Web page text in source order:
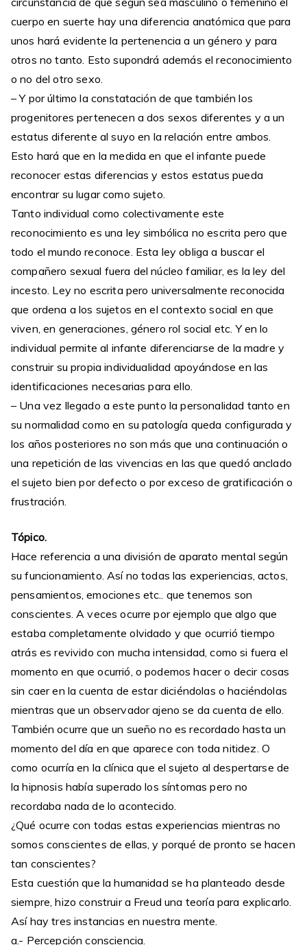
cuerpo en suerte hay una diferencia anatómica que para
unos hará evidente la pertenencia a un género y para
otros no tanto. Esto supondrá además el reconocimiento
o no del otro sexo.
– Y por último la constatación de que también los
progenitores pertenecen a dos sexos diferentes y a un
estatus diferente al suyo en la relación entre ambos.
Esto hará que en la medida en que el infante puede
reconocer estas diferencias y estos estatus pueda
encontrar su lugar como sujeto.
Tanto individual como colectivamente este
reconocimiento es una ley simbólica no escrita pero que
todo el mundo reconoce. Esta ley obliga a buscar el
compañero sexual fuera del núcleo familiar, es la ley del
incesto. Ley no escrita pero universalmente reconocida
que ordena a los sujetos en el contexto social en que
viven, en generaciones, género rol social etc. Y en lo
individual permite al infante diferenciarse de la madre y
construir su propia individualidad apoyándose en las
identificaciones necesarias para ello.
– Una vez llegado a este punto la personalidad tanto en
su normalidad como en su patología queda configurada y
los años posteriores no son más que una continuación o
una repetición de las vivencias en las que quedó anclado
el sujeto bien por defecto o por exceso de gratificación o
frustración.
Tópico.
Hace referencia a una división de aparato mental según
su funcionamiento. Así no todas las experiencias, actos,
pensamientos, emociones etc.. que tenemos son
conscientes. A veces ocurre por ejemplo que algo que
estaba completamente olvidado y que ocurrió tiempo
atrás es revivido con mucha intensidad, como si fuera el
momento en que ocurrió, o podemos hacer o decir cosas
sin caer en la cuenta de estar diciéndolas o haciéndolas
mientras que un observador ajeno se da cuenta de ello.
También ocurre que un sueño no es recordado hasta un
momento del día en que aparece con toda nitidez. O
como ocurría en la clínica que el sujeto al despertarse de
la hipnosis había superado los síntomas pero no
recordaba nada de lo acontecido.
¿Qué ocurre con todas estas experiencias mientras no
somos conscientes de ellas, y porqué de pronto se hacen
tan conscientes?
Esta cuestión que la humanidad se ha planteado desde
siempre, hizo construir a Freud una teoría para explicarlo.
Así hay tres instancias en nuestra mente.
a.- Percepción consciencia.